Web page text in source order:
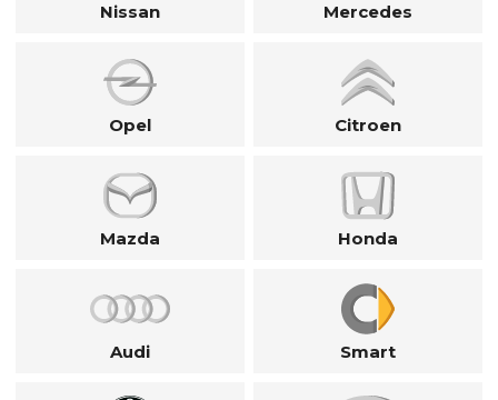
Nissan Mercedes
Opel Citroen
Mazda Honda
Audi Smart